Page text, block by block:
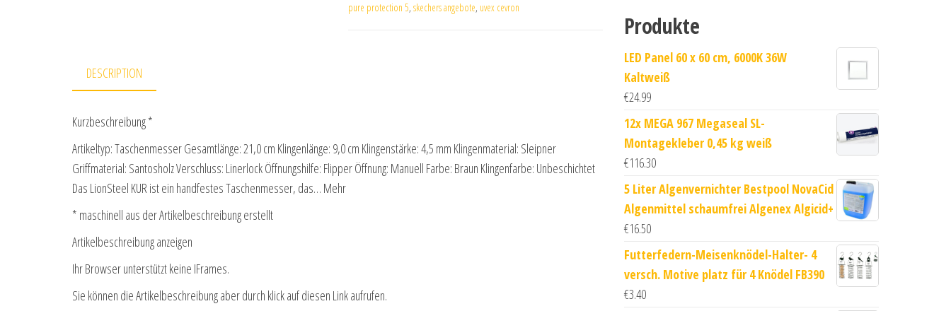
pure protection 5, skechers angebote, uvex cevron
DESCRIPTION
Kurzbeschreibung *
Artikeltyp: Taschenmesser Gesamtlänge: 21,0 cm Klingenlänge: 9,0 cm Klingenstärke: 4,5 mm Klingenmaterial: Sleipner
Griffmaterial: Santosholz Verschluss: Linerlock Öffnungshilfe: Flipper Öffnung: Manuell Farbe: Braun Klingenfarbe: Unbeschichtet
Das LionSteel KUR ist ein handfestes Taschenmesser, das… Mehr
* maschinell aus der Artikelbeschreibung erstellt
Artikelbeschreibung anzeigen
Ihr Browser unterstützt keine IFrames.
Sie können die Artikelbeschreibung aber durch klick auf diesen Link aufrufen.
Produkte
LED Panel 60 x 60 cm, 6000K 36W
Kaltweiß
€24.99
12x MEGA 967 Megaseal SL-
Montagekleber 0,45 kg weiß
€116.30
5 Liter Algenvernichter Bestpool NovaCid
Algenmittel schaumfrei Algenex Algicid+
€16.50
Futterfedern-Meisenknödel-Halter- 4
versch. Motive platz für 4 Knödel FB390
€3.40